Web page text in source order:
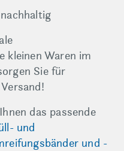
kleinen Waren im
Sie für
das passende
und
und -